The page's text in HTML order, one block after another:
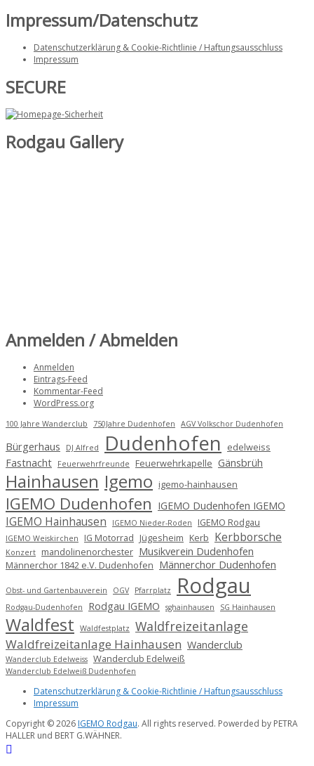
Impressum/Datenschutz
Datenschutzerklärung & Cookie-Richtlinie / Haftungsausschluss
Impressum
SECURE
Rodgau Gallery
Anmelden / Abmelden
Anmelden
Eintrags-Feed
Kommentar-Feed
WordPress.org
100 Jahre Wanderclub 750Jahre Dudenhofen AGV Volkschor Dudenhofen
Bürgerhaus DJ Alfred Dudenhofen edelweiss
Fastnacht Feuerwehrfreunde Feuerwehrkapelle Gänsbrüh
Hainhausen Igemo igemo-hainhausen
IGEMO Dudenhofen IGEMO Dudenhofen IGEMO
IGEMO Hainhausen IGEMO Nieder-Roden IGEMO Rodgau
IGEMO Weiskirchen IG Motorrad Jügesheim Kerb Kerbborsche
Konzert mandolinenorchester Musikverein Dudenhofen
Männerchor 1842 e.V. Dudenhofen Männerchor Dudenhofen
Obst- und Gartenbauverein OGV Pfarrplatz Rodgau
Rodgau-Dudenhofen Rodgau IGEMO sghainhausen SG Hainhausen
Waldfest Waldfestplatz Waldfreizeitanlage
Waldfreizeitanlage Hainhausen Wanderclub
Wanderclub Edelweiss Wanderclub Edelweiß
Wanderclub Edelweiß Dudenhofen
Datenschutzerklärung & Cookie-Richtlinie / Haftungsausschluss
Impressum
Copyright © 2026 IGEMO Rodgau. All rights reserved. Powerded by PETRA
HALLER und BERT G.WÄHNER.